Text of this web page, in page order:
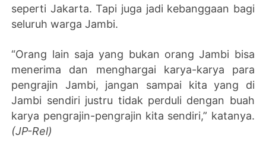
seperti Jakarta. Tapi juga jadi kebanggaan bagi
seluruh warga Jambi.
“Orang lain saja yang bukan orang Jambi bisa
menerima dan menghargai karya-karya para
pengrajin Jambi, jangan sampai kita yang di
Jambi sendiri justru tidak perduli dengan buah
karya pengrajin-pengrajin kita sendiri,” katanya.
(JP-Rel)